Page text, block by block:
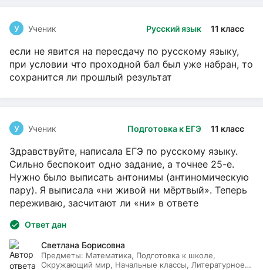
Русский язык 11 класс
У Ученик
если не явится на пересдачу по русскому языку,
при условии что проходной бал был уже набран, то
сохранится ли прошлый результат
Подготовка к ЕГЭ 11 класс
У Ученик
Здравствуйте, написала ЕГЭ по русскому языку.
Сильно беспокоит одно задание, а точнее 25-е.
Нужно было выписать антонимы (антиномическую
пару). Я выписала «ни живой ни мёртвый». Теперь
переживаю, засчитают ли «ни» в ответе
Ответ дан
Светлана Борисовна
Предметы: Математика, Подготовка к школе,
Окружающий мир, Начальные классы, Литературное